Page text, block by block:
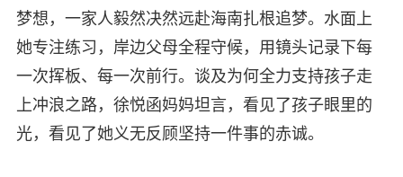
梦想，一家人毅然决然远赴海南扎根追梦。水面上
她专注练习，岸边父母全程守候，用镜头记录下每
一次挥板、每一次前行。谈及为何全力支持孩子走
上冲浪之路，徐悦函妈妈坦言，看见了孩子眼里的
光，看见了她义无反顾坚持一件事的赤诚。